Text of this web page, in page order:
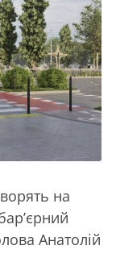
на
Анатолій